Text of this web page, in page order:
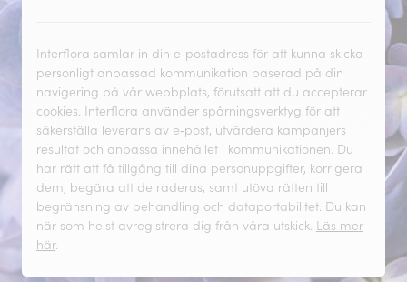
Interflora samlar in din e‑postadress för att kunna skicka
personligt anpassad kommunikation baserad på din
navigering på vår webbplats, förutsatt att du accepterar
cookies. Interflora använder spårningsverktyg för att
säkerställa leverans av e‑post, utvärdera kampanjers
resultat och anpassa innehållet i kommunikationen. Du
har rätt att få tillgång till dina personuppgifter, korrigera
dem, begära att de raderas, samt utöva rätten till
begränsning av behandling och dataportabilitet. Du kan
när som helst avregistrera dig från våra utskick. Läs mer
här.